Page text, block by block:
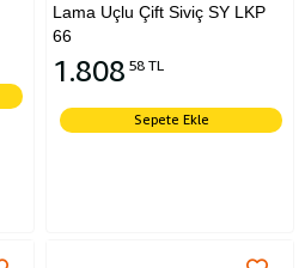
Lama Uçlu Çift Siviç SY LKP
66
1.808 58 TL
Sepete Ekle